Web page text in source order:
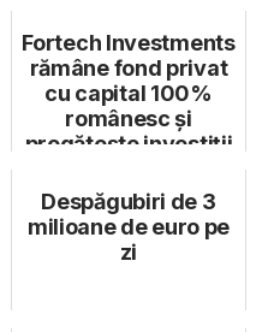
Fortech Investments
rămâne fond privat
cu capital 100%
românesc și
pregătește investiții
Despăgubiri de 3
milioane de euro pe
zi